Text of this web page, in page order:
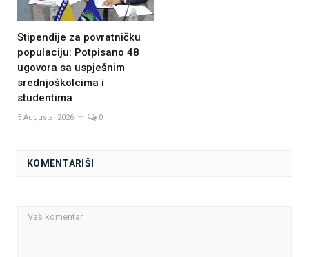
Stipendije za povratničku
populaciju: Potpisano 48
ugovora sa uspješnim
srednjoškolcima i
studentima
5 Augusta, 2026 0
KOMENTARIŠI